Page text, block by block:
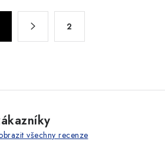
2
všechny recenze